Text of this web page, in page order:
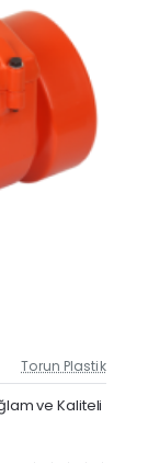
Güncel Fiyat
Torun Plastik
ve Kaliteli